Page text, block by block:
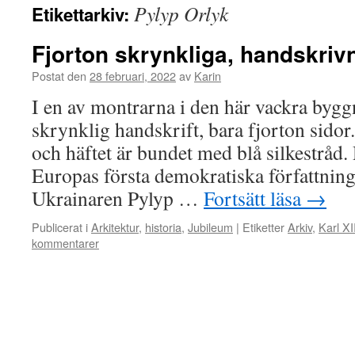
Etikettarkiv: Pylyp Orlyk
Fjorton skrynkliga,
Postat den 28 februari, 2022av Karin
I en av montrarna i den här vackra
skrynklig handskrift, bara fjorton
och häftet är bundet med blå
Europas första demokratiska
Ukrainaren Pylyp … Fortsätt läsa →
Publicerat iArkitektur, historia, Jubileum | EtiketterArkiv, Karl
kommentarer